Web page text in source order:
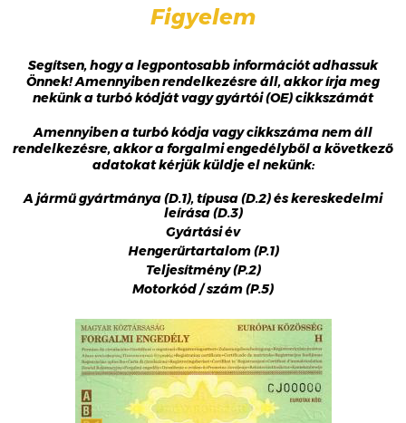
Figyelem
Segítsen, hogy a legpontosabb információt adhassuk
Önnek! Amennyiben rendelkezésre áll, akkor írja meg
nekünk a turbó kódját vagy gyártói (OE) cikkszámát
Amennyiben a turbó kódja vagy cikkszáma nem áll
rendelkezésre, akkor a forgalmi engedélyből a következő
adatokat kérjük küldje el nekünk:
A jármű gyártmánya (D.1), típusa (D.2) és kereskedelmi
leírása (D.3)
Gyártási év
Hengerűrtartalom (P.1)
Teljesítmény (P.2)
Motorkód / szám (P.5)